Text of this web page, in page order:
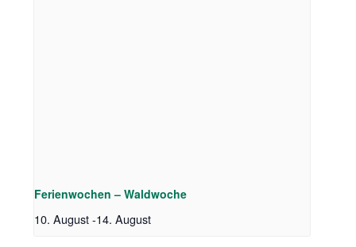
Ferienwochen – Waldwoche
10. August -14. August